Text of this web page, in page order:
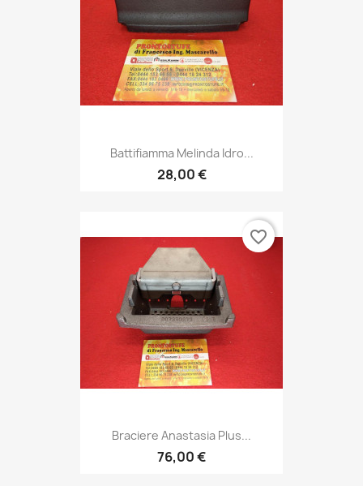
Battifiamma Melinda Idro...
28,00 €
Braciere Anastasia Plus...
76,00 €
favorite_border